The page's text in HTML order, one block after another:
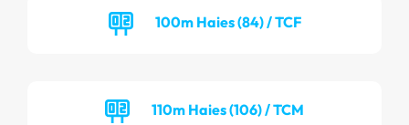
100m Haies (84) / TCF
110m Haies (106) / TCM